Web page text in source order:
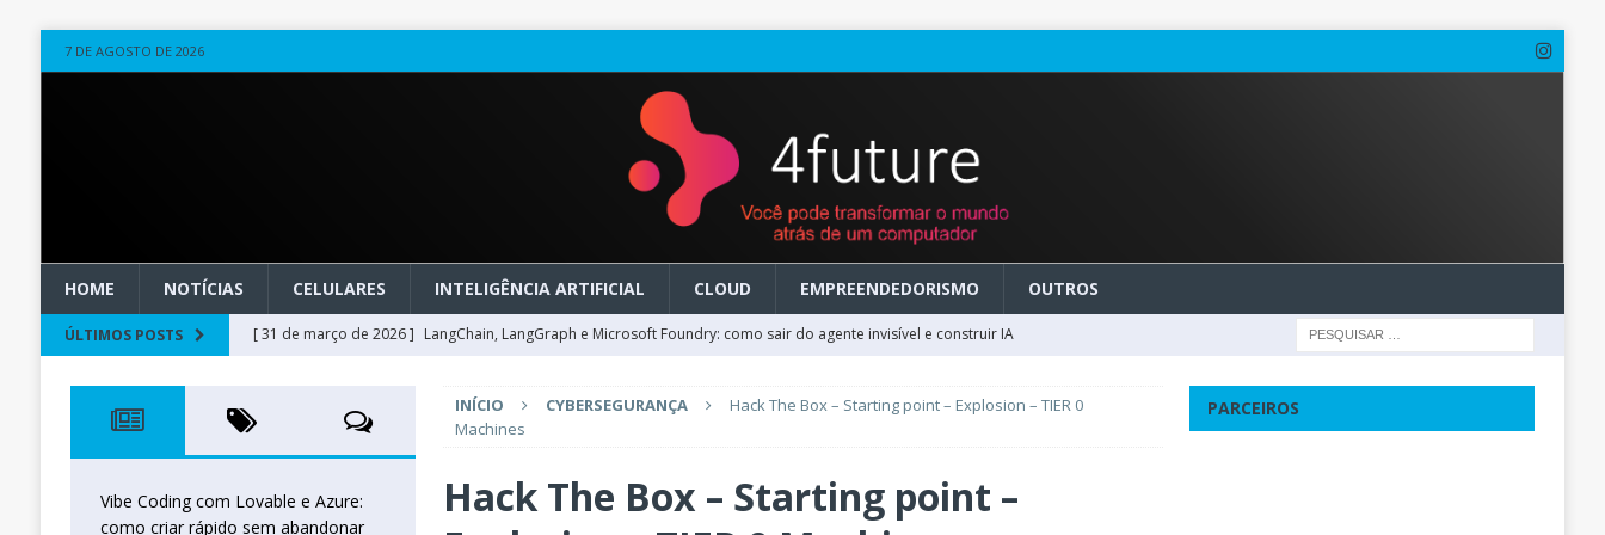
7 DE AGOSTO DE 2026
HOME NOTÍCIAS CELULARES INTELIGÊNCIA ARTIFICIAL CLOUD EMPREENDEDORISMO OUTROS
ÚLTIMOS POSTS [ 31 de março de 2026 ] LangChain, LangGraph e Microsoft Foundry: como sair do agente invisível e construir IA
[ 20 de março de 2026 ]
Microsoft Foundry em GA: como migrar do clássico sem transformar IA em dívida
técnica
INTELIGÊNCIA ARTIFICIAL
[ 27 de fevereiro de 2026 ]
Voice Agents no Microsoft Foundry: como desenhar experiências de voz em tempo
INÍCIO CYBERSEGURANÇA
Hack The Box – Starting point – Explosion – TIER 0
Machines
Hack The Box – Starting point –
Vibe Coding com Lovable e Azure:
como criar rápido sem abandonar
PARCEIROS